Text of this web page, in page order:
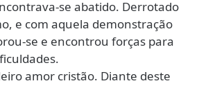
se abatido. Derrotado
e com aquela demonstração
se e encontrou forças para
amor cristão. Diante deste